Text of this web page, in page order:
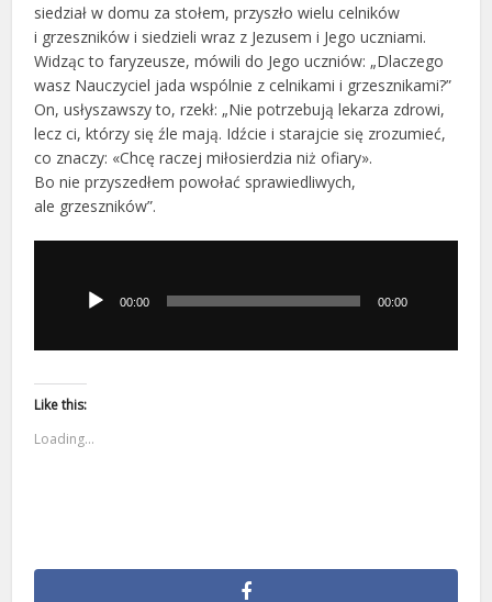
siedział w domu za stołem, przyszło wielu celników
i grzeszników i siedzieli wraz z Jezusem i Jego uczniami.
Widząc to faryzeusze, mówili do Jego uczniów: „Dlaczego
wasz Nauczyciel jada wspólnie z celnikami i grzesznikami?”
On, usłyszawszy to, rzekł: „Nie potrzebują lekarza zdrowi,
lecz ci, którzy się źle mają. Idźcie i starajcie się zrozumieć,
co znaczy: «Chcę raczej miłosierdzia niż ofiary».
Bo nie przyszedłem powołać sprawiedliwych,
ale grzeszników”.
dźwiękowych00:00 00:00
Like this:
Loading...